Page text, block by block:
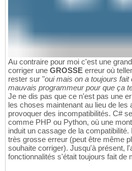
Au contraire pour moi c'est une
corriger une GROSSE erreur où
rester sur "oui mais on a toujours
mauvais programmeur pour que ça
Je ne dis pas que ce n'est pas une
les choses maintenant au lieu de les
provoquer des incompatibilités. C#
comme PHP ou Python, où une
induit un cassage de la
très grosse erreur (peut être même
souhaite corriger). Jusqu'à présent,
fonctionnalités s'était toujours fait de